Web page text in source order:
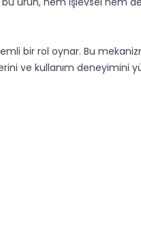
bir rol oynar. Bu
ve kullanım deneyimini